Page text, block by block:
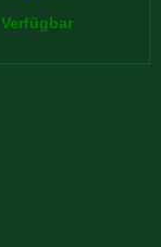
Verfügbar